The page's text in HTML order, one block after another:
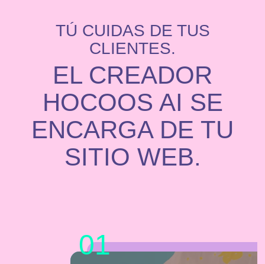
TÚ CUIDAS DE TUS
CLIENTES.
EL CREADOR
HOCOOS AI SE
ENCARGA DE TU
SITIO WEB.
01